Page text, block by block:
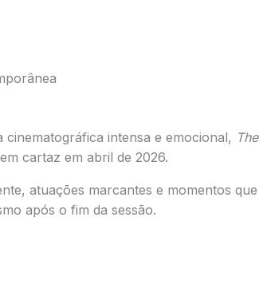
intensa e emocional, The
cartaz em abril de 2026.
atuações marcantes e momentos que
após o fim da sessão.